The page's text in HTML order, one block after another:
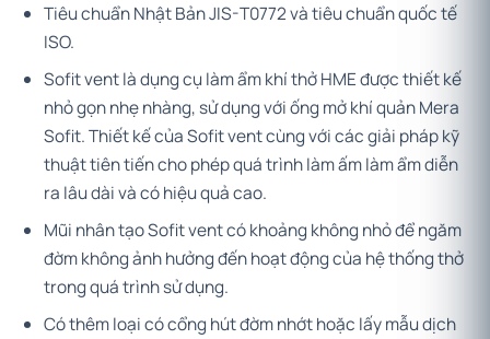
Tiêu chuẩn Nhật Bản JIS-T0772 và tiêu chuẩn quốc tế
ISO.
Sofit vent là dụng cụ làm ẩm khí thở HME được thiết kế
nhỏ gọn nhẹ nhàng, sử dụng với ống mở khí quản Mera
Sofit. Thiết kế của Sofit vent cùng với các giải pháp kỹ
thuật tiên tiến cho phép quá trình làm ấm làm ẩm diễn
ra lâu dài và có hiệu quả cao.
Mũi nhân tạo Sofit vent có khoảng không nhỏ để ngăm
đờm không ảnh hưởng đến hoạt động của hệ thống thở
trong quá trình sử dụng.
Có thêm loại có cổng hút đờm nhớt hoặc lấy mẫu dịch